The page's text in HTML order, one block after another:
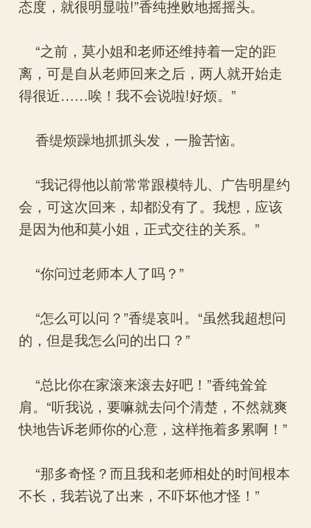
态度，就很明显啦!”香纯挫败地摇摇头。
“之前，莫小姐和老师还维持着一定的距
离，可是自从老师回来之后，两人就开始走
得很近……唉！我不会说啦!好烦。”
香缇烦躁地抓抓头发，一脸苦恼。
“我记得他以前常常跟模特儿、广告明星约
会，可这次回来，却都没有了。我想，应该
是因为他和莫小姐，正式交往的关系。”
“你问过老师本人了吗？”
“怎么可以问？”香缇哀叫。“虽然我超想问
的，但是我怎么问的出口？”
“总比你在家滚来滚去好吧！”香纯耸耸
肩。“听我说，要嘛就去问个清楚，不然就爽
快地告诉老师你的心意，这样拖着多累啊！”
“那多奇怪？而且我和老师相处的时间根本
不长，我若说了出来，不吓坏他才怪！”